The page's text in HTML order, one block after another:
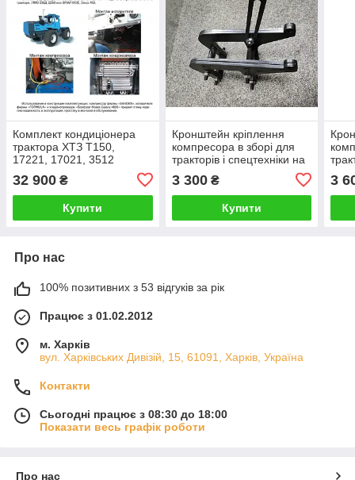
Комплект кондиціонера
трактора ХТЗ Т150,
17221, 17021, 3512
модифікацій з двигуном
ЯМЗ236-38
32 900 ₴
Купити
Кронштейн кріплення
компресора в зборі для
тракторів і спецтехніки на
3 300₴
Купити
3
Про нас
100% позитивних з 53 відгуків за рік
Працює з 01.02.2012
м. Харків
вул. Харківських Дивізій, 15, 61091, Харків, Україна
Контакти
Сьогодні працює з 08:30 до 18:00
Показати весь графік роботи
Про нас